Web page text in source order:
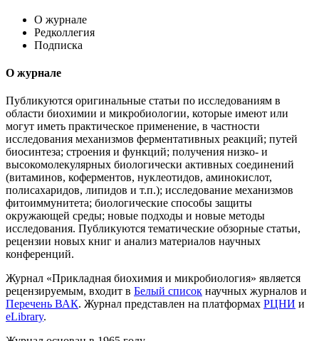
О журнале
Редколлегия
Подписка
О журнале
Публикуются оригинальные статьи по исследованиям в
области биохимии и микробиологии, которые имеют или
могут иметь практическое применение, в частности
исследования механизмов ферментативных реакций; путей
биосинтеза; строения и функций; получения низко- и
высокомолекулярных биологически активных соединений
(витаминов, коферментов, нуклеотидов, аминокислот,
полисахаридов, липидов и т.п.); исследование механизмов
фитоиммунитета; биологические способы защиты
окружающей среды; новые подходы и новые методы
исследования. Публикуются тематические обзорные статьи,
рецензии новых книг и анализ материалов научных
конференций.
Журнал «Прикладная биохимия и микробиология» является
рецензируемым, входит в Белый список научных журналов и
Перечень ВАК. Журнал представлен на платформах РЦНИ и
eLibrary.